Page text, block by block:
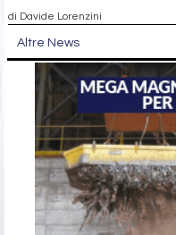
di Davide Lorenzini
Altre News